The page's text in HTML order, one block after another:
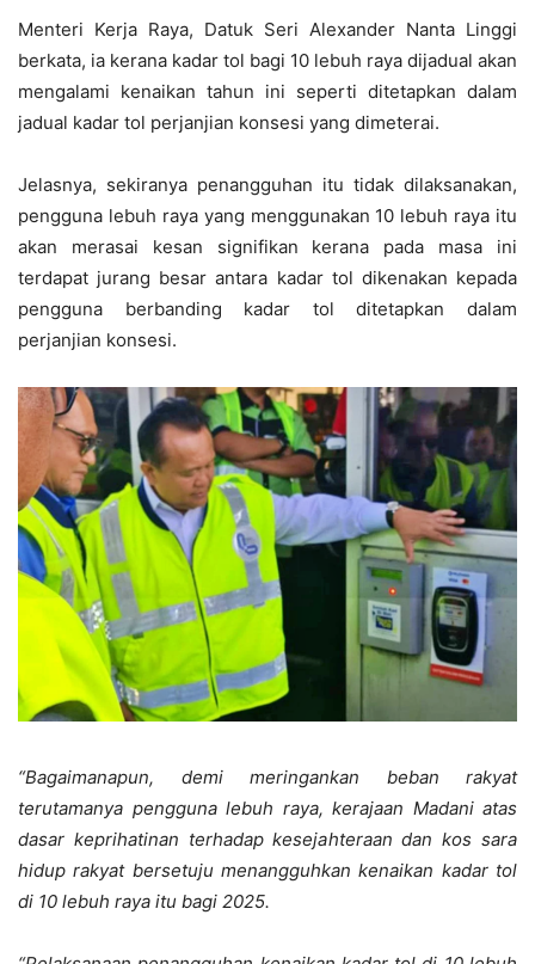
Menteri Kerja Raya, Datuk Seri Alexander Nanta Linggi
berkata, ia kerana kadar tol bagi 10 lebuh raya dijadual akan
mengalami kenaikan tahun ini seperti ditetapkan dalam
jadual kadar tol perjanjian konsesi yang dimeterai.
Jelasnya, sekiranya penangguhan itu tidak dilaksanakan,
pengguna lebuh raya yang menggunakan 10 lebuh raya itu
akan merasai kesan signifikan kerana pada masa ini
terdapat jurang besar antara kadar tol dikenakan kepada
pengguna berbanding kadar tol ditetapkan dalam
perjanjian konsesi.
“Bagaimanapun, demi meringankan beban rakyat
terutamanya pengguna lebuh raya, kerajaan Madani atas
dasar keprihatinan terhadap kesejahteraan dan kos sara
hidup rakyat bersetuju menangguhkan kenaikan kadar tol
di 10 lebuh raya itu bagi 2025.